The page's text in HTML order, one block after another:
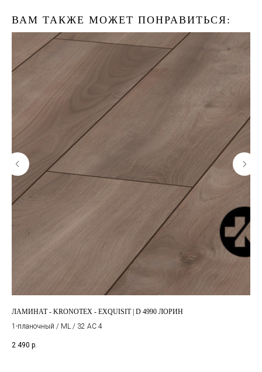
ВАМ ТАКЖЕ МОЖЕТ ПОНРАВИТЬСЯ:
ЛАМИНАТ - KRONOTEX - EXQUISIT | D 4990 ЛОРИН
1-планочный / ML / 32 AC 4
2 490 р.